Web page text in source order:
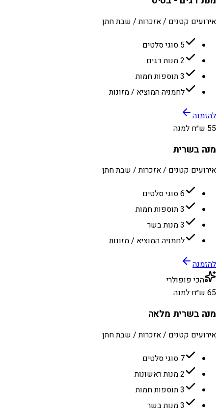
אירועים קטנים / אזכרות / שבת חתן
5 סוגי סלטים
2 מנות דגים
3 תוספות חמות
לחמניה המוציא / מזונות
להזמנה
55 ש״ח למנה
מנה בשרית
אירועים קטנים / אזכרות / שבת חתן
6 סוגי סלטים
3 תוספות חמות
3 מנות בשר
לחמניה המוציא / מזונות
להזמנה
הכי פופולרי
65 ש״ח למנה
מנה בשרית מלאה
אירועים קטנים / אזכרות / שבת חתן
7 סוגי סלטים
2 מנות ראשונות
3 תוספות חמות
3 מנות בשר